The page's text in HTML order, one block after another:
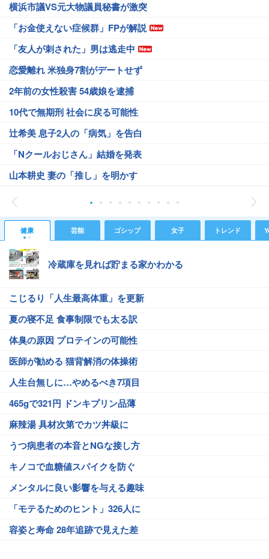
横浜市議VS元大物議員秘書が激突
「お金使えない症候群」FPが解説
「友人が刺された」男は逃走中
恋愛離れ 米独身7割がデートせず
2年前の女性殺害 54歳娘を逮捕
10代で無期刑 社会に戻る可能性
辻希美 息子2人の「病気」を告白
「Nクールおじさん」結婚を発表
山本耕史 妻の「推し」を明かす
健康 芸能 ゴシップ 女子 トレンド
冷蔵庫を見れば貯まる家かわかる
こじるり「人生最高体重」を更新
夏の寝不足 食事制限でも太る訳
体臭の原因 プロテインの可能性
医師が勧める 猫背解消の体操術
人生台無しに…やめるべき7項目
465gで321円 ドンキプリン品薄
麻辣湯 具材次第でカツ丼級に
うつ病患者の本音とNGな接し方
キノコで血糖値スパイクを防ぐ
メンタルに良い影響を与える趣味
「モテるためのヒント」326人に
容姿と寿命 28年追跡で見えた差